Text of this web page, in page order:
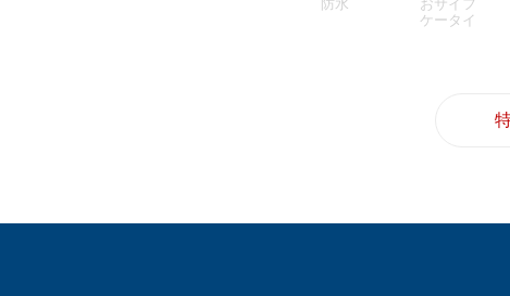
防水
おサイフ
ケータイ